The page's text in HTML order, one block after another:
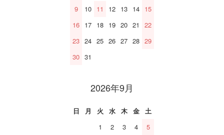
9
10 11 12 13 14 15
16 17 18 19 20 21
22
23 24 25 26 27 28 29
30 31
2026年9月
日 月 火 水 木 金
土
1
2 3 4
5